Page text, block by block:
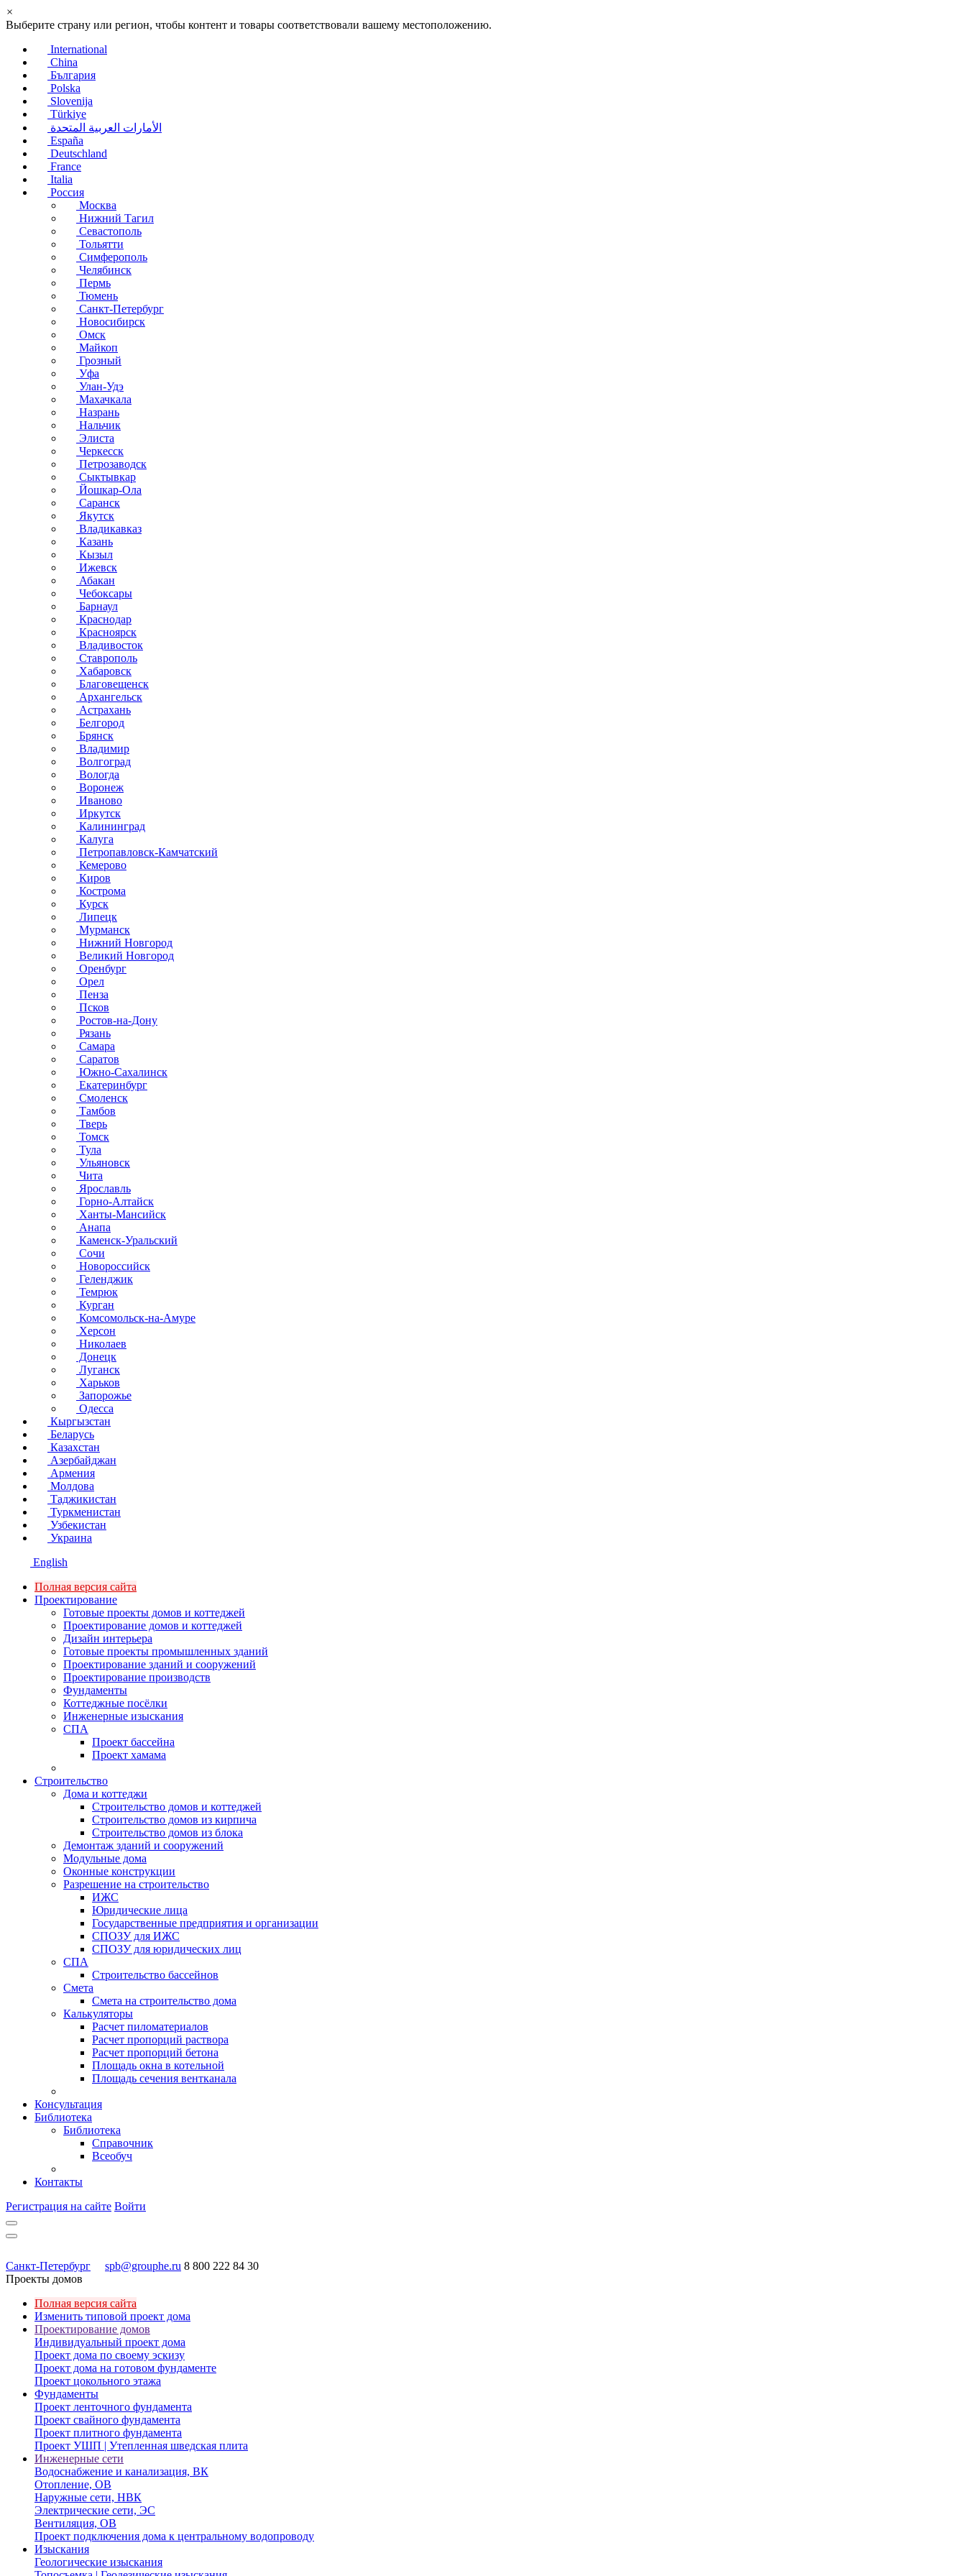
×
Выберите страну или регион, чтобы контент и товары соответствовали вашему местоположению.
International
China
България
Polska
Slovenija
Türkiye
الأمارات العربية المتحدة
España
Deutschland
France
Italia
Россия
Москва
Нижний Тагил
Севастополь
Тольятти
Симферополь
Челябинск
Пермь
Тюмень
Санкт-Петербург
Новосибирск
Омск
Майкоп
Грозный
Уфа
Улан-Удэ
Махачкала
Назрань
Нальчик
Элиста
Черкесск
Петрозаводск
Сыктывкар
Йошкар-Ола
Саранск
Якутск
Владикавказ
Казань
Кызыл
Ижевск
Абакан
Чебоксары
Барнаул
Краснодар
Красноярск
Владивосток
Ставрополь
Хабаровск
Благовещенск
Архангельск
Астрахань
Белгород
Брянск
Владимир
Волгоград
Вологда
Воронеж
Иваново
Иркутск
Калининград
Калуга
Петропавловск-Камчатский
Кемерово
Киров
Кострома
Курск
Липецк
Мурманск
Нижний Новгород
Великий Новгород
Оренбург
Орел
Пенза
Псков
Ростов-на-Дону
Рязань
Самара
Саратов
Южно-Сахалинск
Екатеринбург
Смоленск
Тамбов
Тверь
Томск
Тула
Ульяновск
Чита
Ярославль
Горно-Алтайск
Ханты-Мансийск
Анапа
Каменск-Уральский
Сочи
Новороссийск
Геленджик
Темрюк
Курган
Комсомольск-на-Амуре
Херсон
Николаев
Донецк
Луганск
Харьков
Запорожье
Одесса
Кыргызстан
Беларусь
Казахстан
Азербайджан
Армения
Молдова
Таджикистан
Туркменистан
Узбекистан
Украина
English
Полная версия сайта
Проектирование
Готовые проекты домов и коттеджей
Проектирование домов и коттеджей
Дизайн интерьера
Готовые проекты промышленных зданий
Проектирование зданий и сооружений
Проектирование производств
Фундаменты
Коттеджные посёлки
Инженерные изыскания
СПА
Проект бассейна
Проект хамама
Строительство
Дома и коттеджи
Строительство домов и коттеджей
Строительство домов из кирпича
Строительство домов из блока
Демонтаж зданий и сооружений
Модульные дома
Оконные конструкции
Разрешение на строительство
ИЖС
Юридические лица
Государственные предприятия и организации
СПОЗУ для ИЖС
СПОЗУ для юридических лиц
СПА
Строительство бассейнов
Смета
Смета на строительство дома
Калькуляторы
Расчет пиломатериалов
Расчет пропорций раствора
Расчет пропорций бетона
Площадь окна в котельной
Площадь сечения вентканала
Консультация
Библиотека
Библиотека
Справочник
Всеобуч
Контакты
Регистрация на сайте Войти
Санкт-Петербург spb@grouphe.ru 8 800 222 84 30
Проекты домов
Полная версия сайта
Изменить типовой проект дома
Проектирование домов
Индивидуальный проект дома
Проект дома по своему эскизу
Проект дома на готовом фундаменте
Проект цокольного этажа
Фундаменты
Проект ленточного фундамента
Проект свайного фундамента
Проект плитного фундамента
Проект УШП | Утепленная шведская плита
Инженерные сети
Водоснабжение и канализация, ВК
Отопление, ОВ
Наружные сети, НВК
Электрические сети, ЭС
Вентиляция, ОВ
Проект подключения дома к центральному водопроводу
Изыскания
Геологические изыскания